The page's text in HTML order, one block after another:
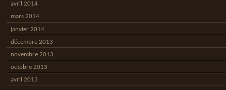
avril 2014
mars 2014
janvier 2014
décembre 2013
novembre 2013
octobre 2013
avril 2013